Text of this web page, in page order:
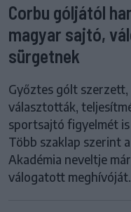
Corbu góljától
magyar sajtó,
sürgetnek
Győztes gólt
választották,
sportsajtó figyelmét
Több szaklap szerint
Akadémia neveltje
válogatott meghívóját.